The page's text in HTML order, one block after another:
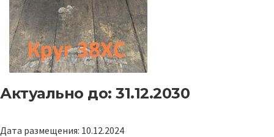
Актуально до: 31.12.2030
Дата размещения: 10.12.2024